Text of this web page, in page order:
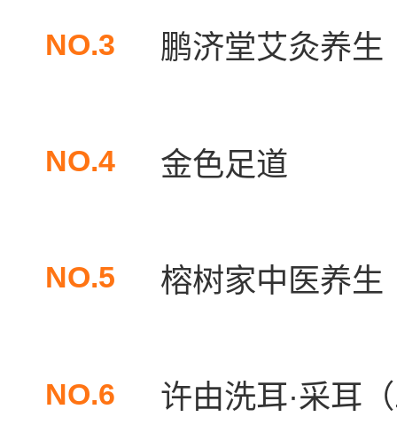
NO.3 鹏济堂艾灸养生
NO.4 金色足道
NO.5 榕树家中医养生
NO.6 许由洗耳·采耳